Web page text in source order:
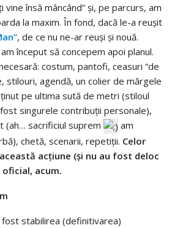
vine însă mâncând” și, pe parcurs, am
la maxim. În fond, dacă le-a reușit
, de ce nu ne-ar reuși și nouă.
început să concepem apoi planul.
costum, pantofi, ceasuri ”de
stilouri, agendă, un colier de mărgele
pe ultima sută de metri (stiloul
singurele contribuții personale),
(ah… sacrificiul suprem
am
chetă, scenarii, repetiții. Celor
acțiune (și nu au fost deloc
acum.
stabilirea (definitivarea)